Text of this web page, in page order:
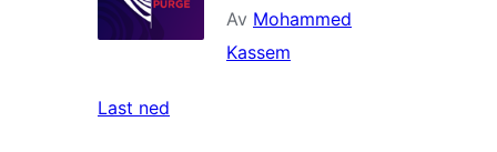
Av Mohammed
Kassem
Last ned